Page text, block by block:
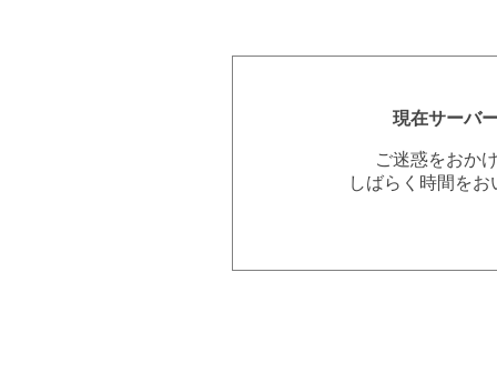
現在サーバ
ご迷惑をおか
しばらく時間を